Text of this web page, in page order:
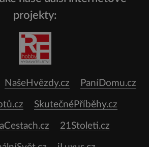
projekty:
NašeHvězdy.cz PaníDomu.cz
SkutečnéPříběhy.cz
21Stoleti.cz